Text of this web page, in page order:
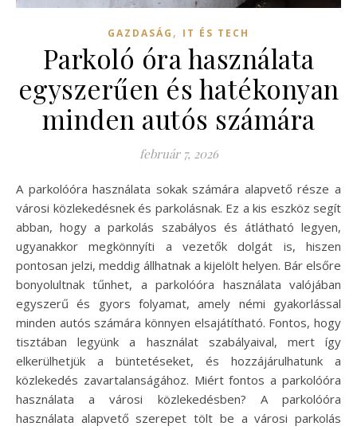
GAZDASÁG , IT ÉS TECH
Parkoló óra használata
egyszerűen és hatékonyan
minden autós számára
február 7, 2026
A parkolóóra használata sokak számára alapvető része a
városi közlekedésnek és parkolásnak. Ez a kis eszköz segít
abban, hogy a parkolás szabályos és átlátható legyen,
ugyanakkor megkönnyíti a vezetők dolgát is, hiszen
pontosan jelzi, meddig állhatnak a kijelölt helyen. Bár elsőre
bonyolultnak tűnhet, a parkolóóra használata valójában
egyszerű és gyors folyamat, amely némi gyakorlással
minden autós számára könnyen elsajátítható. Fontos, hogy
tisztában legyünk a használat szabályaival, mert így
elkerülhetjük a büntetéseket, és hozzájárulhatunk a
közlekedés zavartalanságához. Miért fontos a parkolóóra
használata a városi közlekedésben? A parkolóóra
használata alapvető szerepet tölt be a városi parkolás